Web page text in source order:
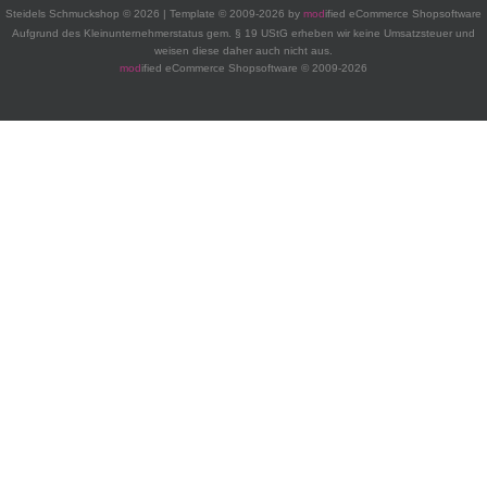
Steidels Schmuckshop © 2026 | Template © 2009-2026 by modified eCommerce Shopsoftware
Aufgrund des Kleinunternehmerstatus gem. § 19 UStG erheben wir keine Umsatzsteuer und
weisen diese daher auch nicht aus.
modified eCommerce Shopsoftware © 2009-2026